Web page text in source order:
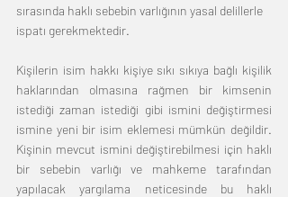
sırasında haklı sebebin varlığının yasal delillerle
ispatı gerekmektedir.
Kişilerin isim hakkı kişiye sıkı sıkıya bağlı kişilik
haklarından olmasına rağmen bir kimsenin
istediği zaman istediği gibi ismini değiştirmesi
ismine yeni bir isim eklemesi mümkün değildir.
Kişinin mevcut ismini değiştirebilmesi için haklı
bir sebebin varlığı ve mahkeme tarafından
yapılacak yargılama neticesinde bu haklı